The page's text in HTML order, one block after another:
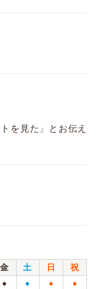
を見た」とお伝え
金 土 日
祝
● ● ● ●